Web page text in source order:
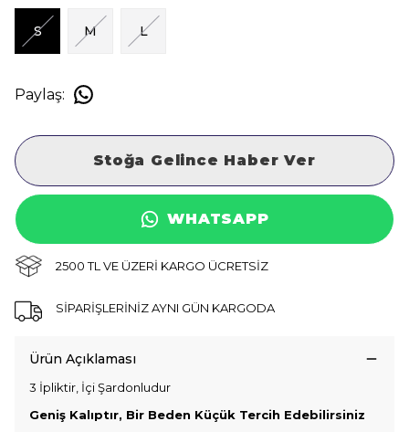
S M L
Paylaş:
Stoğa Gelince Haber Ver
WHATSAPP
2500 TL VE ÜZERİ KARGO ÜCRETSİZ
SİPARİŞLERİNİZ AYNI GÜN KARGODA
Ürün Açıklaması
3 İpliktir, İçi Şardonludur
Geniş Kalıptır, Bir Beden Küçük Tercih Edebilirsiniz